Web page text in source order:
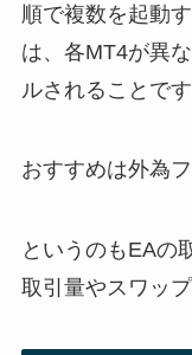
順で複数を起動
は、各MT4が異
ルされることです
おすすめは外為
というのもEAの
取引量やスワッ